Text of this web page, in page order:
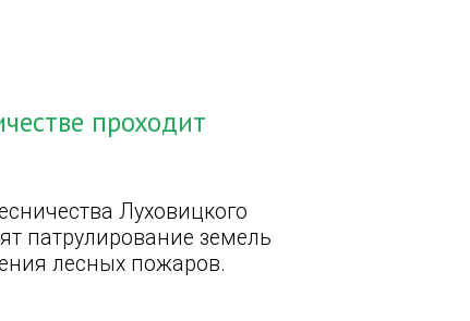
проходит
Луховицкого
патрулирование земель
лесных пожаров.